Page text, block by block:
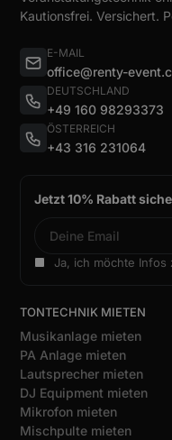
Kautionsfrei. Versichert.
E-MAIL
office@renty-
DEUTSCHLAND
+49 160 98293373
ÖSTERREICH
+43 316 231064
Jetzt 10% Rabatt
Ja, ich möchte Infos
TONTECHNIK MIETEN
Musikanlage mieten
PA Anlage mieten
Lautsprecher mieten
DJ Equipment mieten
Mikrofon mieten
Mischpulte mieten